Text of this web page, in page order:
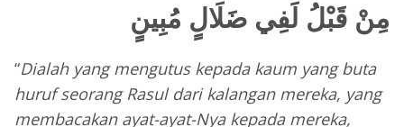
مِنْ قَبْلُ لَفِي ضَلَالٍ مُبِينٍ
“Dialah yang mengutus kepada kaum yang buta
huruf seorang Rasul dari kalangan mereka, yang
membacakan ayat-ayat-Nya kepada mereka,